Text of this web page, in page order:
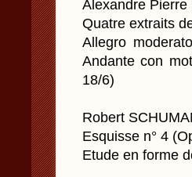
Alexandre Pierre
Quatre extraits
Allegro
Andante con
18/6)
Robert
Esquisse n° 4
Etude en forme